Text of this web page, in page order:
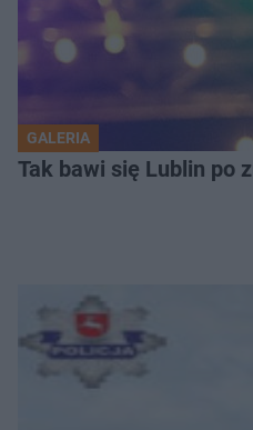
GALERIA
Tak bawi się Lublin po